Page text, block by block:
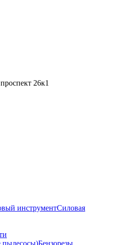
26к1
инструментСиловая
пылесосы)Бензорезы